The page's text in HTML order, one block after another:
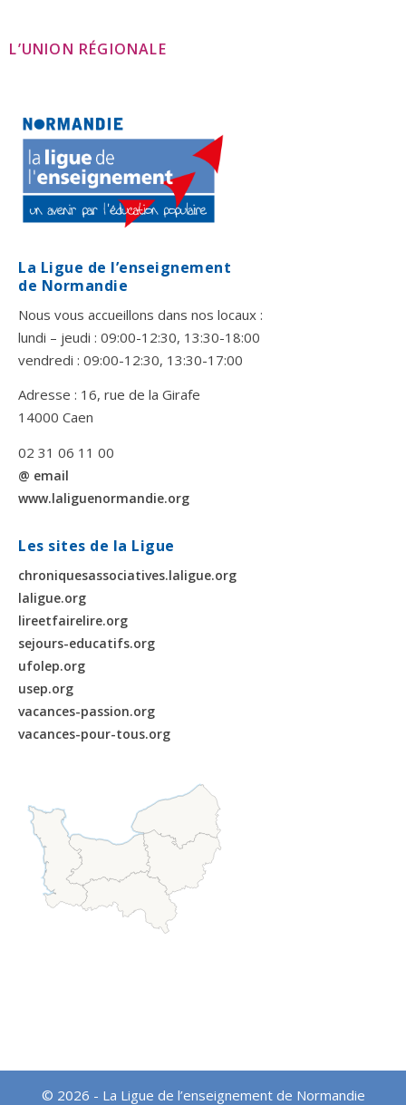
L’UNION RÉGIONALE
La Ligue de l’enseignement
de Normandie
Nous vous accueillons dans nos locaux :
lundi – jeudi : 09:00-12:30, 13:30-18:00
vendredi : 09:00-12:30, 13:30-17:00
Adresse : 16, rue de la Girafe
14000 Caen
02 31 06 11 00
@ email
www.laliguenormandie.org
Les sites de la Ligue
chroniquesassociatives.laligue.org
laligue.org
lireetfairelire.org
sejours-educatifs.org
ufolep.org
usep.org
vacances-passion.org
vacances-pour-tous.org
© 2026 - La Ligue de l’enseignement de Normandie